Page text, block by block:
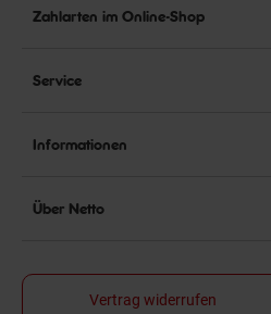
Zahlarten im Online-Shop
Service
Informationen
Über Netto
Vertrag widerrufen